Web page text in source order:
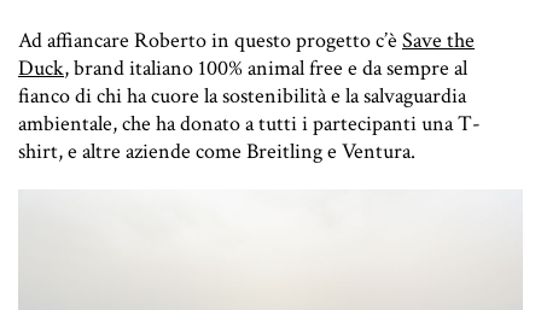
Ad affiancare Roberto in questo progetto c’è Save the
Duck, brand italiano 100% animal free e da sempre al
fianco di chi ha cuore la sostenibilità e la salvaguardia
ambientale, che ha donato a tutti i partecipanti una T-
shirt, e altre aziende come Breitling e Ventura.